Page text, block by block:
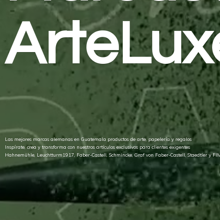
Las mejores marcas alemanas en Guatemala productos de arte, papelería y regalos
Inspírate, crea y transforma con nuestros artículos exclusivos para clientes exigentes
Hahnemühle, Leuchtturm1917, Faber-Castell, Schmincke, Graf von Faber-Castell, Staedtlery